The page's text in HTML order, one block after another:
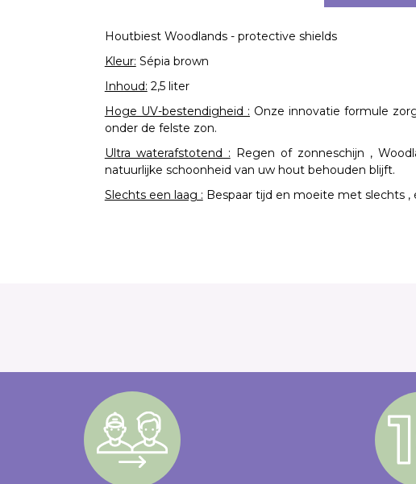
Houtbiest Woodlands - protective shields
Kleur: Sépia brown
Inhoud: 2,5 liter
Hoge UV-bestendigheid : Onze innovatie formule
onder de felste zon.
Ultra waterafstotend : Regen of zonneschijn ,
natuurlijke schoonheid van uw hout behouden blijft.
Slechts een laag : Bespaar tijd en moeite met slechts